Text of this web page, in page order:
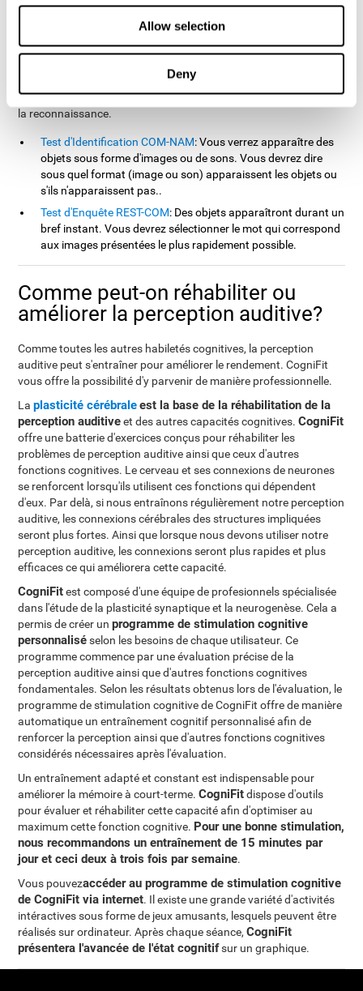
Allow selection
Deny
Memory Malingering (TOMM) et du Test de Variables of Attention
(TOVA). En plus d'évaluer la perception auditive, le test permet de
traitement, la mémoire contextuelle, la mémoire de travail,
l'actualisation, la mémoire visuelle, la perception visuelle ainsi que
la reconnaissance.
Test d'Identification COM-NAM: Vous verrez apparaître des
objets sous forme d'images ou de sons. Vous devrez dire
sous quel format (image ou son) apparaissent les objets ou
s'ils n'apparaissent pas..
Test d'Enquête REST-COM: Des objets apparaîtront durant un
bref instant. Vous devrez sélectionner le mot qui correspond
aux images présentées le plus rapidement possible.
Comme peut-on réhabiliter ou
améliorer la perception auditive?
Comme toutes les autres habiletés cognitives, la perception
auditive peut s'entraîner pour améliorer le rendement. CogniFit
vous offre la possibilité d'y parvenir de manière professionnelle.
Laplasticité cérébraleest la base de la réhabilitation de la
perception auditiveet des autres capacités cognitives.CogniFit
offre une batterie d'exercices conçus pour réhabiliter les
problèmes de perception auditive ainsi que ceux d'autres
fonctions cognitives. Le cerveau et ses connexions de neurones
se renforcent lorsqu'ils utilisent ces fonctions qui dépendent
d'eux. Par delà, si nous entraînons régulièrement notre perception
auditive, les connexions cérébrales des structures impliquées
seront plus fortes. Ainsi que lorsque nous devons utiliser notre
perception auditive, les connexions seront plus rapides et plus
efficaces ce qui améliorera cette capacité.
CogniFitest composé d'une équipe de profesionnels spécialisée
dans l'étude de la plasticité synaptique et la neurogenèse. Cela a
permis de créer unprogramme de stimulation cognitive
personnaliséselon les besoins de chaque utilisateur. Ce
programme commence par une évaluation précise de la
perception auditive ainsi que d'autres fonctions cognitives
fondamentales. Selon les résultats obtenus lors de l'évaluation, le
programme de stimulation cognitive de CogniFit offre de manière
automatique un entraînement cognitif personnalisé afin de
renforcer la perception ainsi que d'autres fonctions cognitives
considérés nécessaires après l'évaluation.
Un entraînement adapté et constant est indispensable pour
améliorer la mémoire à court-terme.CogniFitdispose d'outils
pour évaluer et réhabiliter cette capacité afin d'optimiser au
maximum cette fonction cognitive. Pour une bonne stimulation,
nous recommandons un entraînement de 15 minutes par
jour et ceci deux à trois fois par semaine.
Vous pouvezaccéder au programme de stimulation cognitive
de CogniFit via internet. Il existe une grande variété d'activités
intéractives sous forme de jeux amusants, lesquels peuvent être
réalisés sur ordinateur. Après chaque séance,CogniFit
présentera l'avancée de l'état cognitifsur un graphique.